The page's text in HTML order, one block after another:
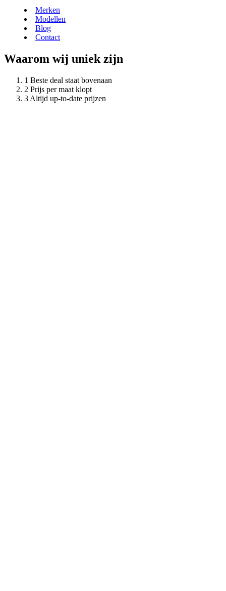
Merken
Modellen
Blog
Contact
Waarom wij uniek zijn
Beste deal staat bovenaan
Prijs per maat klopt
Altijd up-to-date prijzen